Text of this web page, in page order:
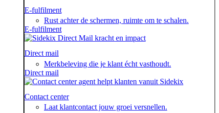
E-fulfilment
Rust achter de schermen, ruimte om te schalen.
E-fulfilment
Direct mail
Merkbeleving die je klant écht vasthoudt.
Direct mail
Contact center
Laat klantcontact jouw groei versnellen.